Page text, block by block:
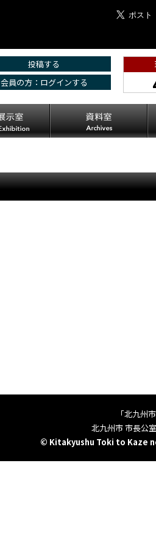
投稿する
会員の方：ログインする
「北九州
北九州市 市長公
© Kitakyushu Toki to Kaze